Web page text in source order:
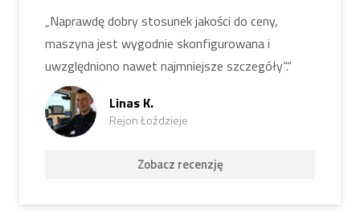
„Naprawdę dobry stosunek jakości do ceny,
maszyna jest wygodnie skonfigurowana i
uwzględniono nawet najmniejsze szczegóły“.“
Linas K.
Rejon Łoździeje
Zobacz recenzję